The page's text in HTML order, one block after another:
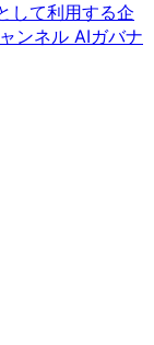
して利用する企
ンネル AIガバナ